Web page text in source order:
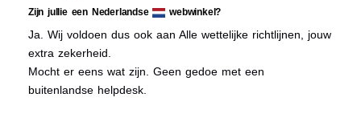
Zijn jullie een Nederlandse webwinkel?
Ja. Wij voldoen dus ook aan Alle wettelijke richtlijnen, jouw
extra zekerheid.
Mocht er eens wat zijn. Geen gedoe met een
buitenlandse helpdesk.